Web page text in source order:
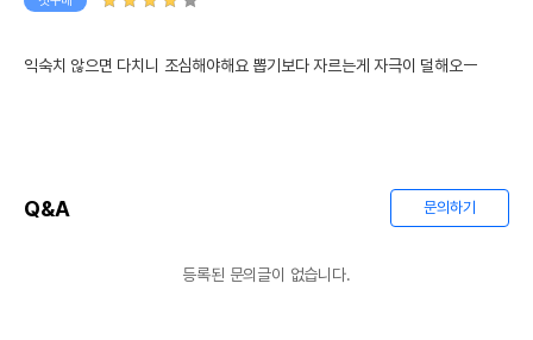
익숙치 않으면 다치니 조심해야해요 뽑기보다 자르는게 자극이 덜해오ㅡ
Q&A 문의하기
등록된 문의글이 없습니다.